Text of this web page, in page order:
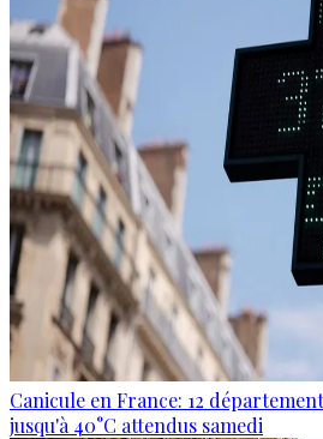
Canicule en France: 12
jusqu'à 40°C attendus samedi